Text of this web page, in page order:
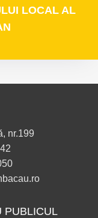
LOCAL AL
nr.199
PUBLICUL